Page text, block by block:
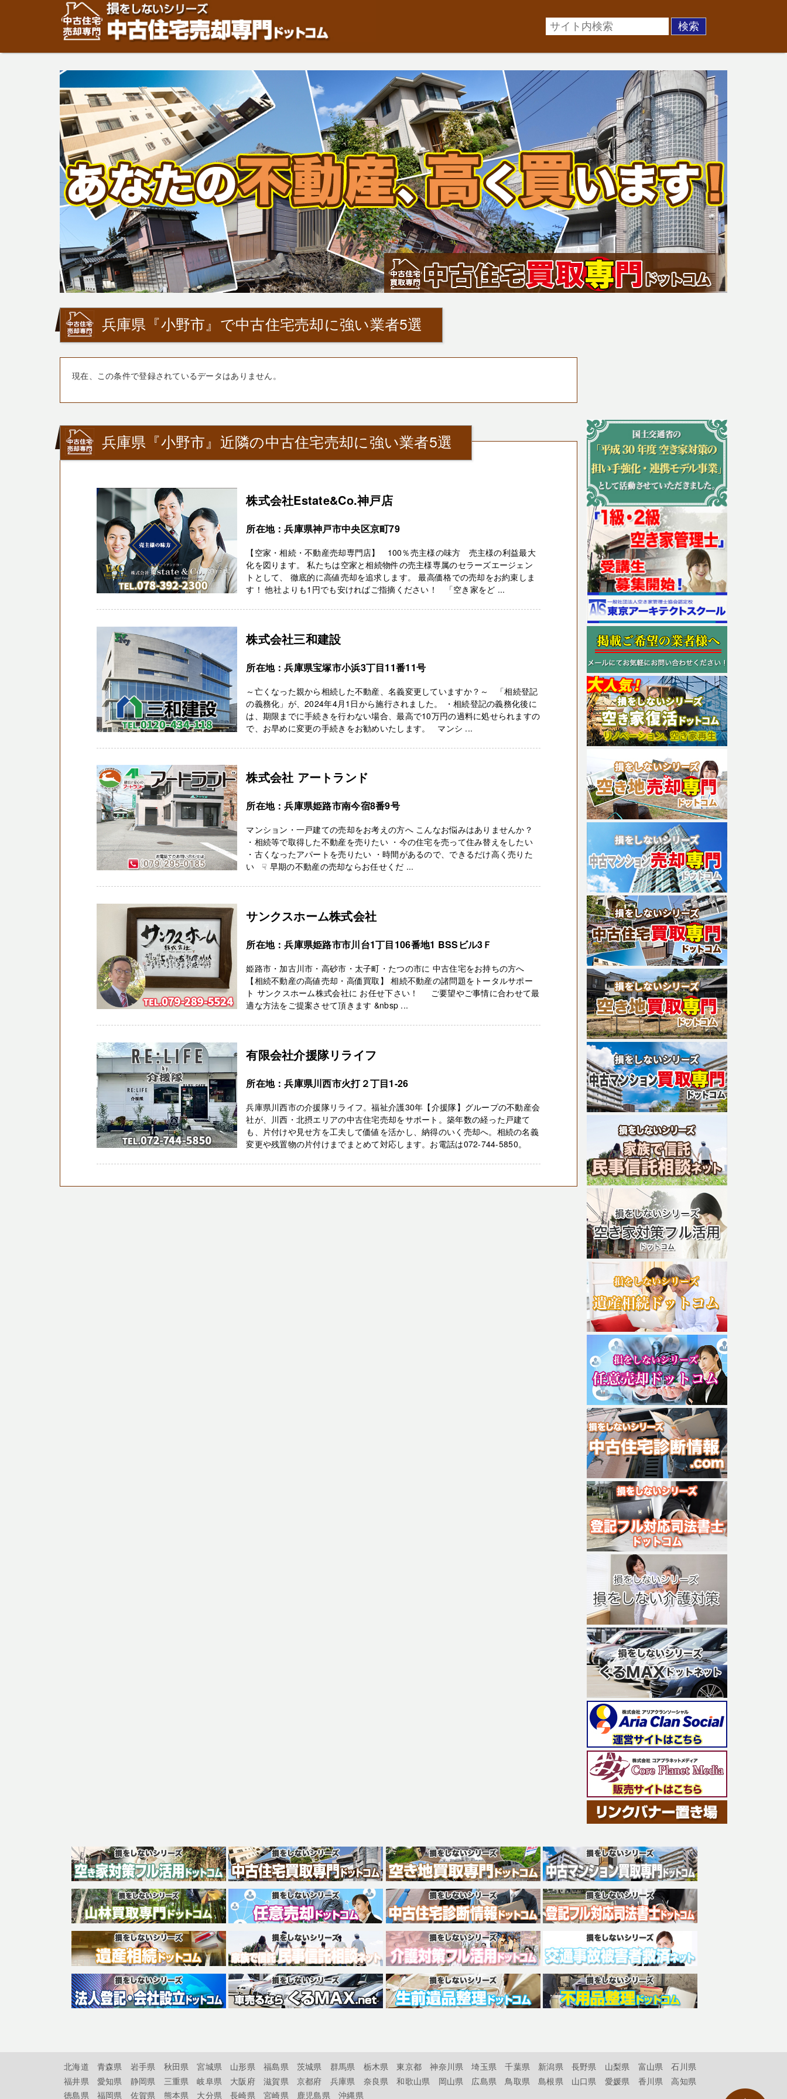
住宅・建物の「売却」は「個人」の方々が、「買取」は不動産や開発等の「業者」が物件を買います。一般的に「売却」は時間はかかるが相場に準じた売却金額、「買取」は短期ではあるが相場より
安めの売却金額と言われています。住宅・建物の売却をご検討中の方はお気軽にご相談ください。中古住宅、相続不動産など、不動産売却のお悩みを全国の専門家が解決致します！
兵庫県『小野市』で中古住宅売却に強い業者5選
現在、この条件で登録されているデータはありません。
兵庫県『小野市』近隣の中古住宅売却に強い業者5選
株式会社Estate&Co.神戸店
所在地：兵庫県神戸市中央区京町79
【空家・相続・不動産売却専門店】 100％売主様の味方 売主様の利益最大
化を図ります。 私たちは空家と相続物件の売主様専属のセラーズエージェン
トとして、 徹底的に高値売却を追求します。 最高価格での売却をお約束しま
す！ 他社よりも1円でも安ければご指摘ください！ 「空き家をど ...
株式会社三和建設
所在地：兵庫県宝塚市小浜3丁目11番11号
～亡くなった親から相続した不動産、名義変更していますか？～ 「相続登記
の義務化」が、2024年4月1日から施行されました。 ・相続登記の義務化後に
は、期限までに手続きを行わない場合、最高で10万円の過料に処せられますの
で、お早めに変更の手続きをお勧めいたします。 マンシ ...
株式会社 アートランド
所在地：兵庫県姫路市南今宿8番9号
マンション・一戸建ての売却をお考えの方へ こんなお悩みはありませんか？
・相続等で取得した不動産を売りたい ・今の住宅を売って住み替えをしたい
・古くなったアパートを売りたい ・時間があるので、できるだけ高く売りた
い ☟ 早期の不動産の売却ならお任せくだ ...
サンクスホーム株式会社
所在地：兵庫県姫路市市川台1丁目106番地1 BSSビル3Ｆ
姫路市・加古川市・高砂市・太子町・たつの市に 中古住宅をお持ちの方へ
【相続不動産の高値売却・高価買取】 相続不動産の諸問題をトータルサポー
ト サンクスホーム株式会社に お任せ下さい！ ご要望やご事情に合わせて最
適な方法をご提案させて頂きます &nbsp ...
有限会社介援隊リライフ
所在地：兵庫県川西市火打２丁目1-26
兵庫県川西市の介援隊リライフ。福祉介護30年【介援隊】グループの不動産会
社が、川西・北摂エリアの中古住宅売却をサポート。築年数の経った戸建て
も、片付けや見せ方を工夫して価値を活かし、納得のいく売却へ。相続の名義
変更や残置物の片付けまでまとめて対応します。お電話は072-744-5850。
北海道 青森県 岩手県 秋田県 宮城県 山形県 福島県 茨城県 群馬県 栃木県 東京都 神奈川県 埼玉県 千葉県 新潟県 長野県 山梨県 富山県
石川県
福井県
愛知県 静岡県 三重県 岐阜県 大阪府 滋賀県 京都府 兵庫県 奈良県 和歌山県 岡山県 広島県 鳥取県 島根県 山口県 愛媛県 香川県
高知県
徳島県
福岡県 佐賀県 熊本県 大分県 長崎県 宮崎県 鹿児島県 沖縄県